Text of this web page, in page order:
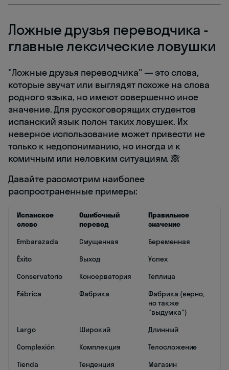
Ложные друзья переводчика -
главные лексические ловушки
"Ложные друзья переводчика" — это слова,
которые звучат или выглядят похоже на слова
родного языка, но имеют совершенно иное
значение. Для русскоговорящих студентов
испанский язык полон таких ловушек. Их
неверное использование может привести не
только к недопониманию, но иногда и к
комичным или неловким ситуациям. 🙈
Давайте рассмотрим наиболее
распространенные примеры:
Испанское
слово
Ошибочный
перевод
Правильное
значение
Embarazada
Смущенная
Беременная
Éxito
Выход
Успех
Conservatorio
Консерватория
Теплица
Fábrica
Фабрика
Фабрика (верно,
но также
"выдумка")
Largo
Широкий
Длинный
Complexión
Комплекция
Телосложение
Tienda
Тенденция
Магазин